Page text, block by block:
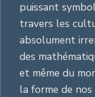
puissant
travers les
absolument
des
et même du
la forme de